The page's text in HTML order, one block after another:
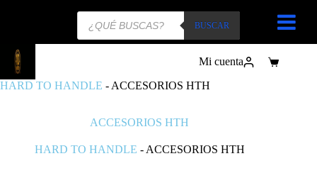
Búsqueda
BUSCAR
Mi cuenta
Carro
HARD TO HANDLE - ACCESORIOS HTH
ACCESORIOS HTH
HARD TO HANDLE - ACCESORIOS HTH